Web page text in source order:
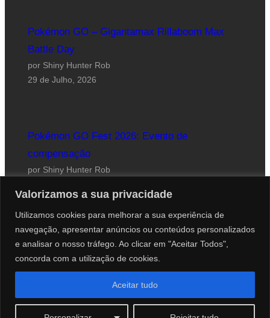
Valorizamos a sua privacidade
Utilizamos cookies para melhorar a sua experiência de
navegação, apresentar anúncios ou conteúdos personalizados
e analisar o nosso tráfego. Ao clicar em "Aceitar Todos",
concorda com a utilização de cookies.
Aceitar tudo
Pokémon GO – Gigantamax Rillaboom Max
Battle Day
por Shiny Hunter Rob
29 de Julho, 2026
Pokémon GO Fest 2026: Evento de
compensação
por Shiny Hunter Rob
Website desenhado por Roberto Coutinho
© 2012-2026 PokéCenter Blog